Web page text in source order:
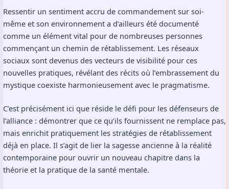
contexte moderne, elle est réinterprétée comme une
métaphore, un cadre symbolique pour s’approprier sa
trajectoire de guérison et restaurer son pouvoir personnel dans
des environnements souvent perçus comme hostiles ou
débilitants.
Ressentir un sentiment accru de commandement sur soi-
comme un élément vital pour de nombreuses personnes
commençant un chemin de rétablissement. Les réseaux
sociaux sont devenus des vecteurs de visibilité pour ces
nouvelles pratiques, révélant des récits où l’embrassement du
mystique coexiste harmonieusement avec le pragmatisme.